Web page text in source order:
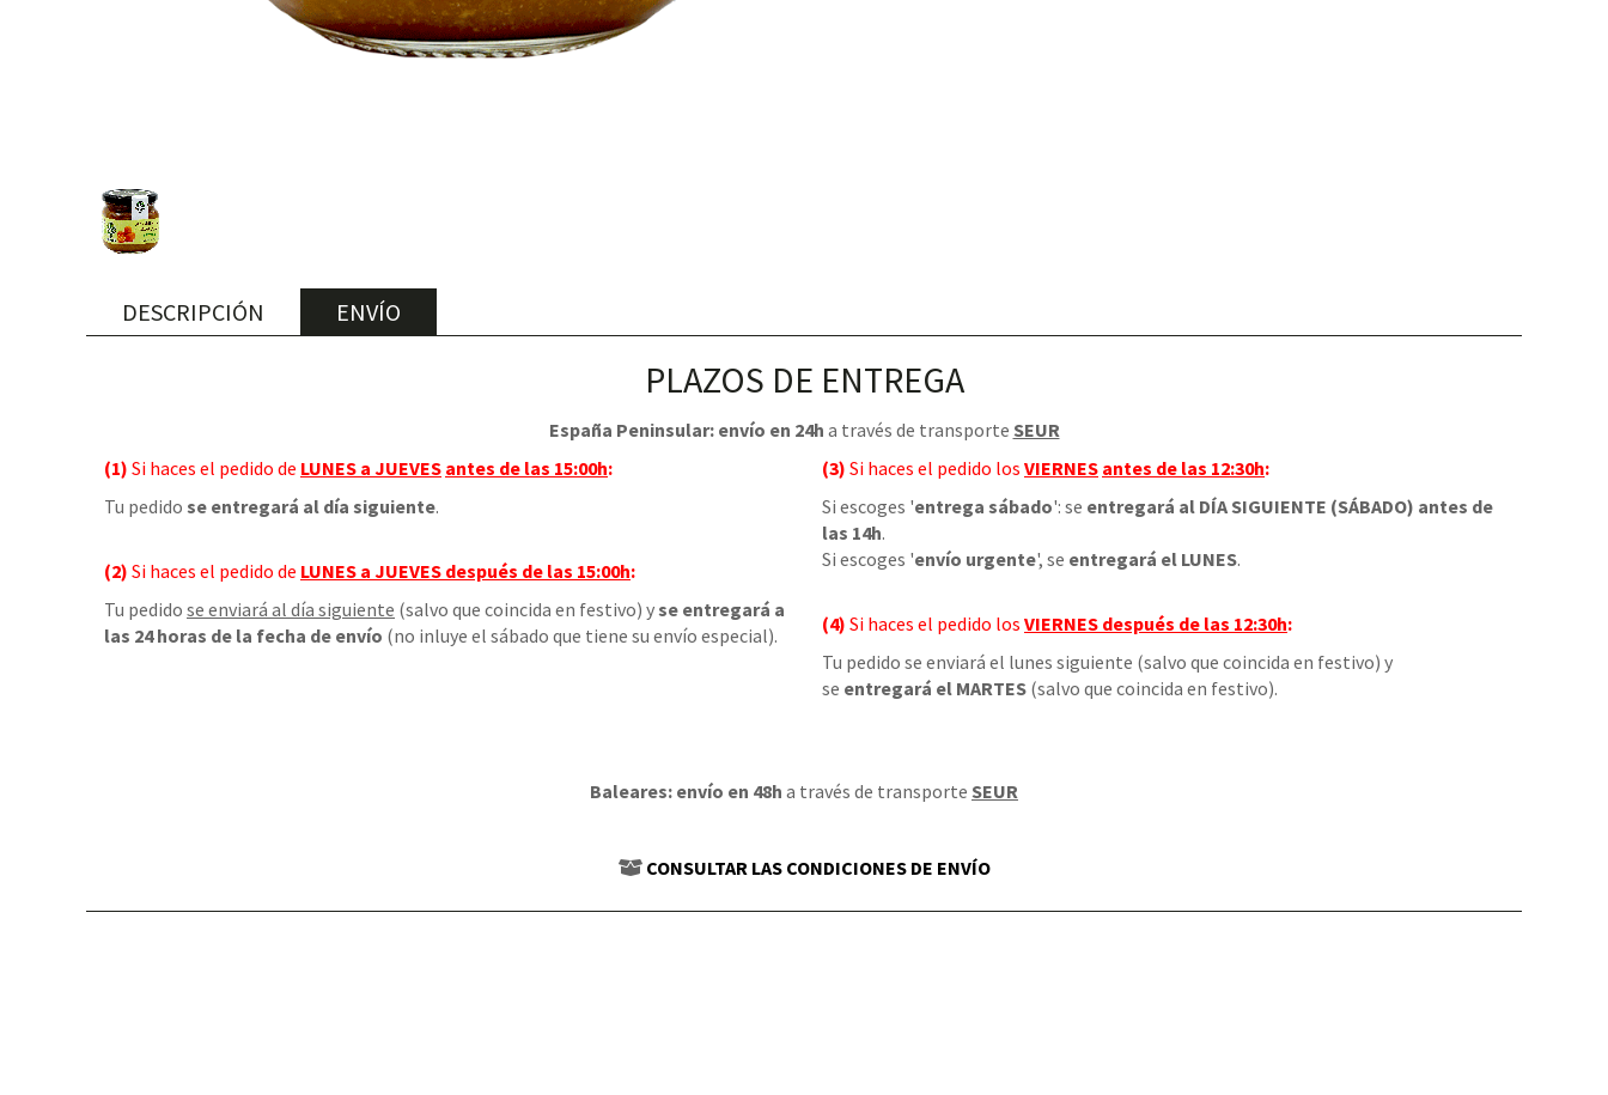
DESCRIPCIÓN ENVÍO
PLAZOS DE ENTREGA
España Peninsular: envío en 24h a través de transporte SEUR
(1) Si haces el pedido de LUNES a JUEVES antes de las 15:00h:
Tu pedido se entregará al día siguiente.
(2) Si haces el pedido de LUNES a JUEVES después de las 15:00h:
Tu pedido se enviará al día siguiente (salvo que coincida en festivo) yse entregará a
las 24 horas de la fecha de envío (no inluye el sábado que tiene su envío especial).
(3) Si haces el pedido los VIERNES antes de las 12:30h:
Si escoges 'entrega sábado': se entregará al DÍA SIGUIENTE (SÁBADO) antes de
las 14h.
Si escoges 'envío urgente', se entregará el LUNES.
(4) Si haces el pedido los VIERNES después de las 12:30h:
Tu pedido se enviará el lunes siguiente (salvo que coincida en festivo) y
se entregará el MARTES (salvo que coincida en festivo).
Baleares: envío en 48h a través de transporte SEUR
CONSULTAR LAS CONDICIONES DE ENVÍO